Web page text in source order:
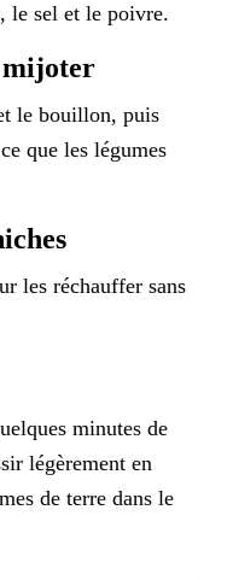
le sel et le poivre.
mijoter
le bouillon, puis
que les légumes
les réchauffer sans
minutes de
légèrement en
de terre dans le